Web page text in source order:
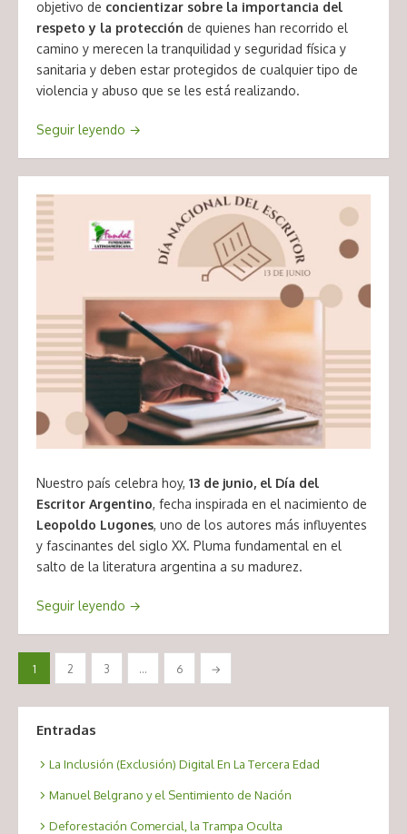
objetivo de concientizar sobre la importancia del
respeto y la protección de quienes han recorrido el
camino y merecen la tranquilidad y seguridad física y
sanitaria y deben estar protegidos de cualquier tipo de
violencia y abuso que se les está realizando.
Seguir leyendo →
Nuestro país celebra hoy, 13 de junio, el Día del
Escritor Argentino, fecha inspirada en el nacimiento de
Leopoldo Lugones, uno de los autores más influyentes
y fascinantes del siglo XX. Pluma fundamental en el
salto de la literatura argentina a su madurez.
Seguir leyendo →
Paginación
de
1 2 3 … 6 →
Entradas
La Inclusión (Exclusión) Digital En La Tercera Edad
Manuel Belgrano y el Sentimiento de Nación
Deforestación Comercial, la Trampa Oculta